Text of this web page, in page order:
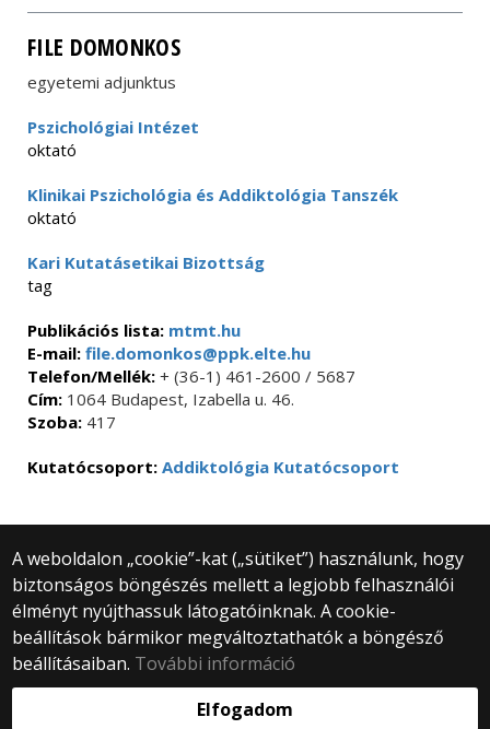
FILE DOMONKOS
egyetemi adjunktus
Pszichológiai Intézet
oktató
Klinikai Pszichológia és Addiktológia Tanszék
oktató
Kari Kutatásetikai Bizottság
tag
Publikációs lista: mtmt.hu
E-mail: file.domonkos@ppk.elte.hu
Telefon/Mellék: + (36-1) 461-2600 / 5687
Cím: 1064 Budapest, Izabella u. 46.
Szoba: 417
Kutatócsoport: Addiktológia Kutatócsoport
A weboldalon „cookie”-kat („sütiket”) használunk, hogy
biztonságos böngészés mellett a legjobb felhasználói
élményt nyújthassuk látogatóinknak. A cookie-
beállítások bármikor megváltoztathatók a böngésző
beállításaiban. További információ
Elfogadom
© 2025 Eötvös Loránd Tudományegyetem
Minden jog fenntartva.
1053 Budapest, Egyetem tér 1–3.
Központi telefonszám: +36 1 411 6500
Webfejlesztés: